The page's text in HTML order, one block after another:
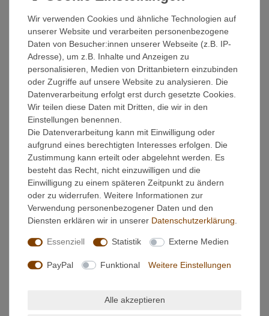
In den Warenkorb
Wunschliste
* inkl. ges. MwSt. zzgl. Versandkosten
Beschreibung
Weitere Details
EU-Verantwortlicher
Broil King Pellet Smoker Drehspießset
Wir verwenden Cookies und ähnliche Technologien auf
unserer Website und verarbeiten personenbezogene
Daten von Besucher:innen unserer Webseite (z.B. IP-
Adresse), um z.B. Inhalte und Anzeigen zu
personalisieren, Medien von Drittanbietern einzubinden
oder Zugriffe auf unsere Website zu analysieren. Die
Datenverarbeitung erfolgt erst durch gesetzte Cookies.
Wir teilen diese Daten mit Dritten, die wir in den
Einstellungen benennen.
Die Datenverarbeitung kann mit Einwilligung oder
aufgrund eines berechtigten Interesses erfolgen. Die
Zustimmung kann erteilt oder abgelehnt werden. Es
besteht das Recht, nicht einzuwilligen und die
Einwilligung zu einem späteren Zeitpunkt zu ändern
oder zu widerrufen. Weitere Informationen zur
Verwendung personenbezogener Daten und den
Diensten erklären wir in unserer Daten­schutz­erklärung.
Essenziell Statistik Externe Medien
PayPal Funktional Weitere Einstellungen
Alle akzeptieren